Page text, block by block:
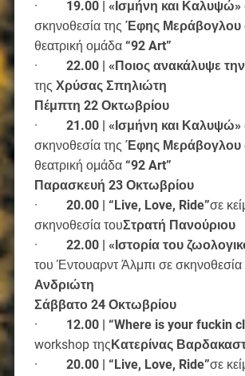
· 19.00 | «Ισμήνη και Καλυψώ»
σκηνοθεσία της Έφης Μεράβογλου
θεατρική ομάδα “92 Art”
· 22.00 | «Ποιος ανακάλυψε
της Χρύσας Σπηλιώτη
Πέμπτη 22 Οκτωβρίου
· 21.00 | «Ισμήνη και Καλυψώ»
σκηνοθεσία της Έφης Μεράβογλου
θεατρική ομάδα “92 Art”
Παρασκευή 23 Οκτωβρίου
· 20.00 | “Live, Love, Ride”σε
σκηνοθεσία τουΣτρατή Πανούριου
· 22.00 | «Ιστορία του
του Έντουαρντ Άλμπι σε σκηνοθεσία
Ανδριώτη
Σάββατο 24 Οκτωβρίου
· 12.00 | “Where is your fuckin
workshop τηςΚατερίνας
· 20.00 | “Live, Love, Ride”σε